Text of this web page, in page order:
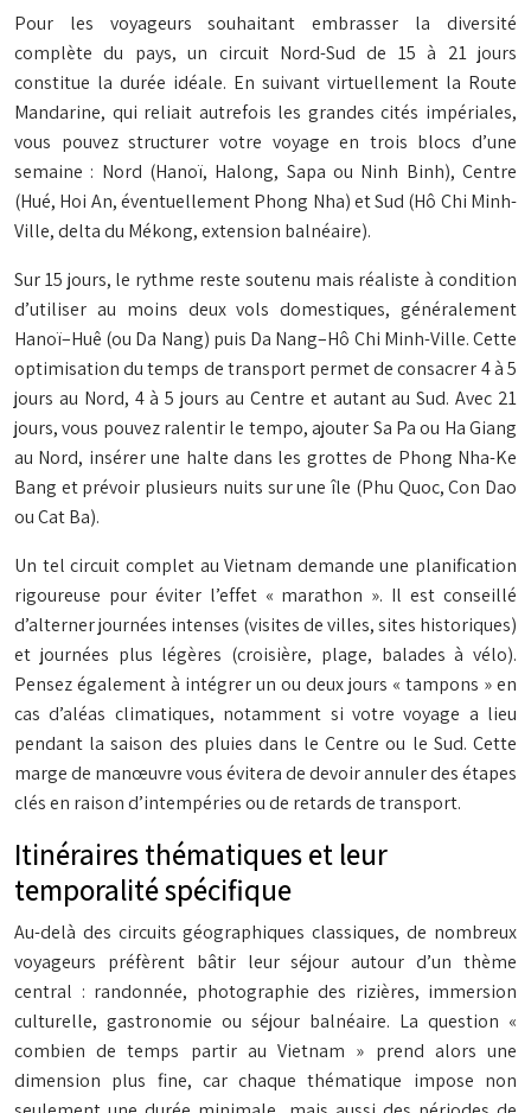
Pour les voyageurs souhaitant embrasser la diversité
complète du pays, un circuit Nord-Sud de 15 à 21 jours
constitue la durée idéale. En suivant virtuellement la Route
Mandarine, qui reliait autrefois les grandes cités impériales,
vous pouvez structurer votre voyage en trois blocs d’une
semaine : Nord (Hanoï, Halong, Sapa ou Ninh Binh), Centre
(Hué, Hoi An, éventuellement Phong Nha) et Sud (Hô Chi Minh-
Ville, delta du Mékong, extension balnéaire).
Sur 15 jours, le rythme reste soutenu mais réaliste à condition
d’utiliser au moins deux vols domestiques, généralement
Hanoï–Huê (ou Da Nang) puis Da Nang–Hô Chi Minh-Ville. Cette
optimisation du temps de transport permet de consacrer 4 à 5
jours au Nord, 4 à 5 jours au Centre et autant au Sud. Avec 21
jours, vous pouvez ralentir le tempo, ajouter Sa Pa ou Ha Giang
au Nord, insérer une halte dans les grottes de Phong Nha-Ke
Bang et prévoir plusieurs nuits sur une île (Phu Quoc, Con Dao
ou Cat Ba).
Un tel circuit complet au Vietnam demande une planification
rigoureuse pour éviter l’effet « marathon ». Il est conseillé
d’alterner journées intenses (visites de villes, sites historiques)
et journées plus légères (croisière, plage, balades à vélo).
Pensez également à intégrer un ou deux jours « tampons » en
cas d’aléas climatiques, notamment si votre voyage a lieu
pendant la saison des pluies dans le Centre ou le Sud. Cette
marge de manœuvre vous évitera de devoir annuler des étapes
clés en raison d’intempéries ou de retards de transport.
Itinéraires thématiques et leur
temporalité spécifique
Au-delà des circuits géographiques classiques, de nombreux
voyageurs préfèrent bâtir leur séjour autour d’un thème
central : randonnée, photographie des rizières, immersion
culturelle, gastronomie ou séjour balnéaire. La question «
combien de temps partir au Vietnam » prend alors une
dimension plus fine, car chaque thématique impose non